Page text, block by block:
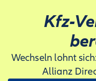
Kfz-
Wechseln lohnt
Allianz